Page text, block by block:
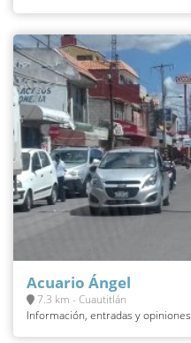
Acuario Ángel
7.3 km - Cuautitlán
Información, entradas y opiniones